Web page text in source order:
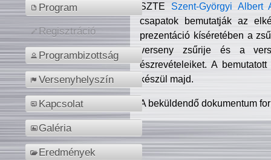
Program
Regisztráció
Programbizottság
Versenyhelyszín
Kapcsolat
Galéria
Eredmények
SZTE Szent-Györgyi Albert
csapatok bemutatják az
prezentáció kíséretében a
verseny zsűrije és a
észrevételeiket. A
készül majd.
A beküldendő dokumentum